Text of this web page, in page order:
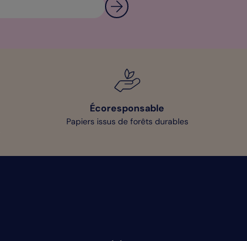
Écoresponsable
Papiers issus de forêts durables